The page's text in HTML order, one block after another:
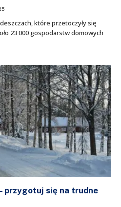
które przetoczyły się
23 000 gospodarstw domowych
przygotuj się na trudne